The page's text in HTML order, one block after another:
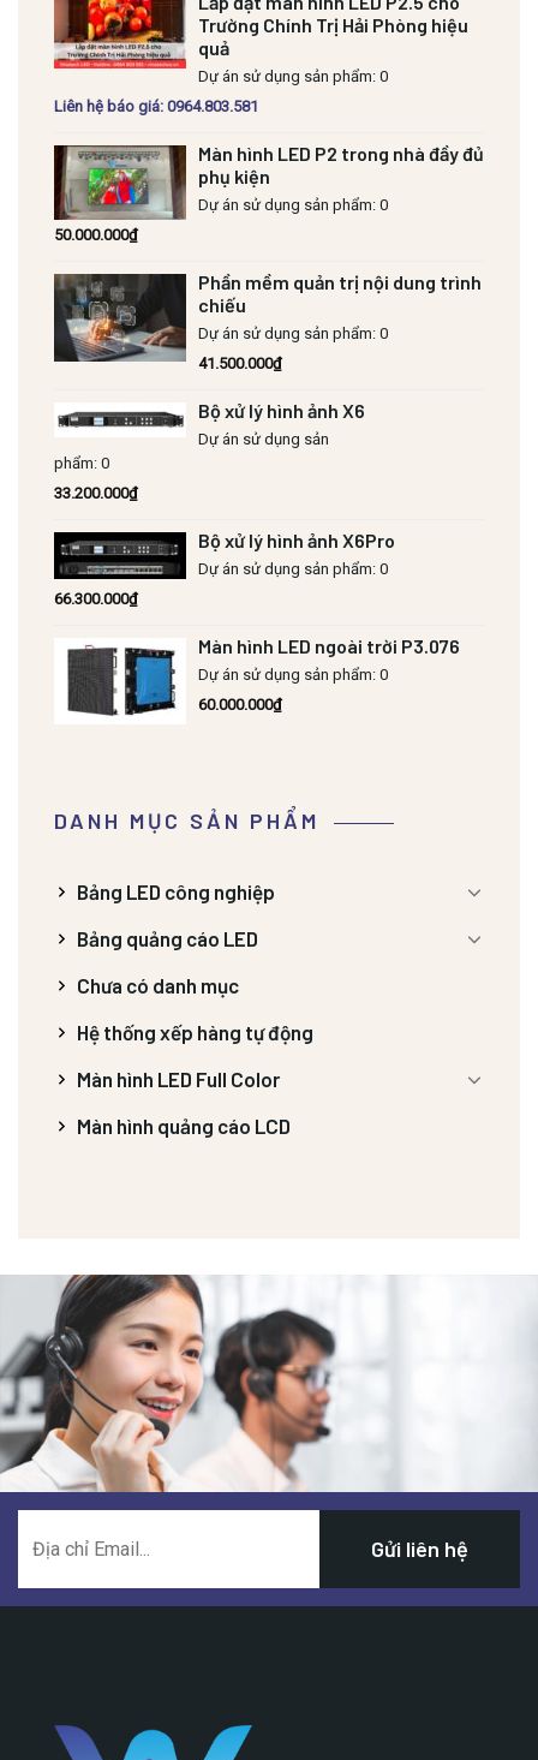
Trường Chính Trị Hải Phòng hiệu
quả
Dự án sử dụng sản phẩm: 0
Liên hệ báo giá: 0964.803.581
Màn hình LED P2 trong nhà đầy đủ
phụ kiện
Dự án sử dụng sản phẩm: 0
50.000.000₫
Phần mềm quản trị nội dung trình
chiếu
Dự án sử dụng sản phẩm: 0
41.500.000₫
Bộ xử lý hình ảnh X6
Dự án sử dụng sản
phẩm: 0
33.200.000₫
Bộ xử lý hình ảnh X6Pro
Dự án sử dụng sản phẩm: 0
66.300.000₫
Màn hình LED ngoài trời P3.076
Dự án sử dụng sản phẩm: 0
60.000.000₫
DANH MỤC SẢN PHẨM
Bảng LED công nghiệp
Bảng quảng cáo LED
Chưa có danh mục
Hệ thống xếp hàng tự động
Màn hình LED Full Color
Màn hình quảng cáo LCD